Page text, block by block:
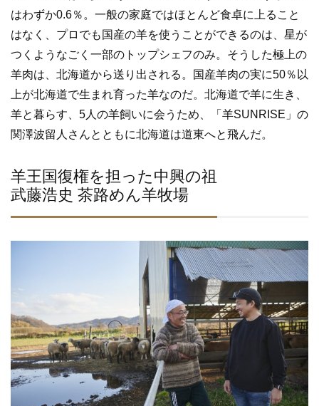
b
o
o
k
はわずか0.6％。一般の家庭ではほとんど食卓に上ること
はなく、プロでも国産の羊を使うことができるのは、星が
つくようなごく一部のトップシェフのみ。そうした極上の
羊肉は、北海道から送り出される。国産羊肉の実に50％以
上が北海道で生まれ育った羊なのだ。北海道で羊に生き、
羊と暮らす、5人の羊飼いに会うため、「羊SUNRISE」の
関澤波留人さんとともに北海道は道東へと飛んだ。
羊王国復権を担った中興の祖
武藤浩史 茶路めん羊牧場